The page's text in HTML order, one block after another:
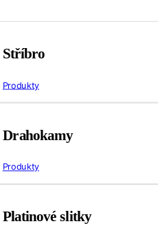
Stříbro
Produkty
Drahokamy
Produkty
Platinové slitky